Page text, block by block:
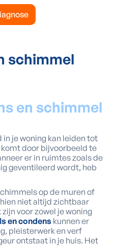
schimmel
en schimmel
je woning kan leiden tot
komt door bijvoorbeeld te
er in ruimtes zoals de
geventileerd wordt, heb
op de muren of
niet altijd zichtbaar
voor zowel je woning
en condens kunnen er
pleisterwerk en verf
ontstaat in je huis. Het